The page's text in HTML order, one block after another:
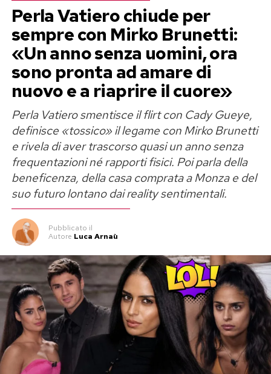
Perla Vatiero chiude per
sempre con Mirko Brunetti:
«Un anno senza uomini, ora
sono pronta ad amare di
nuovo e a riaprire il cuore»
Perla Vatiero smentisce il flirt con Cady Gueye,
definisce «tossico» il legame con Mirko Brunetti
e rivela di aver trascorso quasi un anno senza
frequentazioni né rapporti fisici. Poi parla della
beneficenza, della casa comprata a Monza e del
suo futuro lontano dai reality sentimentali.
Pubblicato il
Autore Luca Arnaù